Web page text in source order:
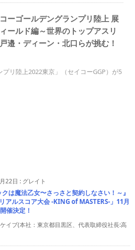
コーゴールデングランプリ陸上 展
ールド編～世界のトップアスリ
邉・ディーン・北口らが挑む！
プリ陸上2022東京」（セイコーGGP）が5
22日 : グレイト
クは魔法乙女〜さっさと契約しなさい！～』
アルスコア大会 -KING of MASTERS-」11月
催決定！
イブ(本社：東京都目黒区、代表取締役社長:高